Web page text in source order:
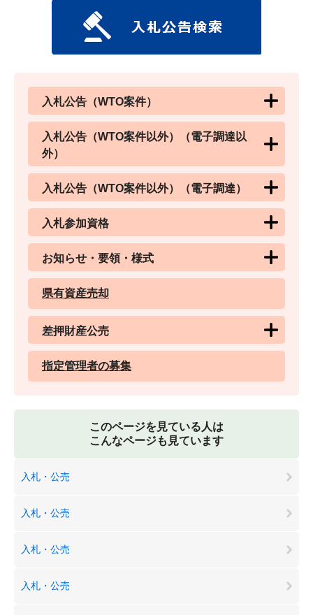
入札公告（WTO案件）
入札公告（WTO案件以外）（電子調達以
外）
入札公告（WTO案件以外）（電子調達）
入札参加資格
お知らせ・要領・様式
県有資産売却
差押財産公売
指定管理者の募集
このページを見ている人は
こんなページも見ています
入札・公売
入札・公売
入札・公売
入札・公売